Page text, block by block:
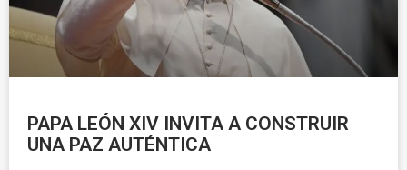
PAPA LEÓN XIV INVITA A CONSTRUIR
UNA PAZ AUTÉNTICA